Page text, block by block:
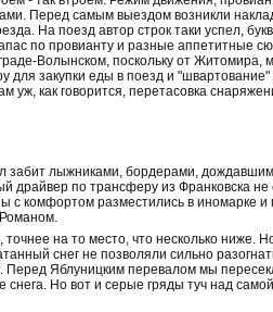
Перед самым выездом возникли
На поезд автор строк таки успел,
по провианту и разные аппетитные
Волынском, поскольку от Житомира,
для закупки еды в поезд и
уж, как говорится, перетасовка
лыжниками, бордерами,
по трансферу из Франковска не
комфортом разместились в иномарке и
на то место, что несколько ниже.
снег не позволяли сильно
Яблуницким перевалом мы
Но вот и серые гряды туч над